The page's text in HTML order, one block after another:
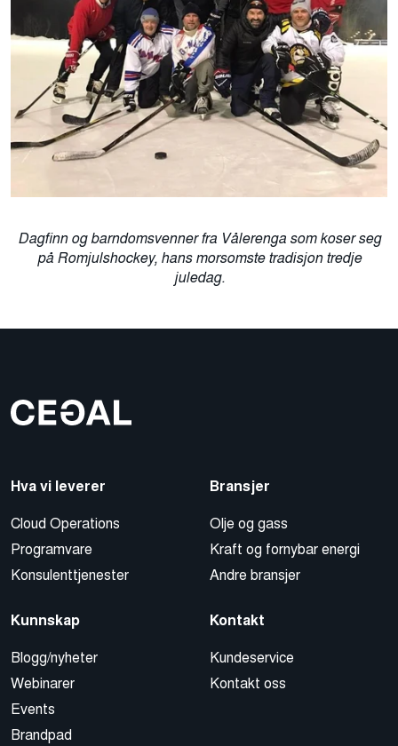
Dagfinn og barndomsvenner fra Vålerenga som koser seg
på Romjulshockey, hans morsomste tradisjon tredje
juledag.
Hva vi leverer
Cloud Operations
Programvare
Konsulenttjenester
Bransjer
Olje og gass
Kraft og fornybar energi
Andre bransjer
Kunnskap
Blogg/nyheter
Webinarer
Events
Brandpad
Kontakt
Kundeservice
Kontakt oss